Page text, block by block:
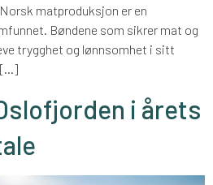
matproduksjon er en
Bøndene som sikrer mat og
trygghet og lønnsomhet i sitt
[…]
i årets